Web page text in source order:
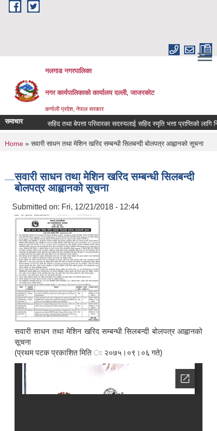
Skip to main content
नलगाड नगरपालिका
नगर कार्यपालिकाको कार्यालय दल्ली, जाजरकाेट
कर्णाली प्रदेश, नेपाल सरकार
समाचार सहिद तथा बेपत्ता परिवारका सदस्यलाई सहिद स्मृति भत्ता प्राप्तिको लागि
You are here
Home » सवारी साधन तथा मेशिन खरिद सम्बन्धी सिलबन्दी बोलपत्र आह्वानको सूचना
सवारी साधन तथा मेशिन खरिद सम्बन्धी सिलबन्दी
बोलपत्र आह्वानको सूचना
Submitted on: Fri, 12/21/2018 - 12:44
सवारी साधन तथा मेशिन खरिद सम्बन्धी सिलबन्दी बोलपत्र आह्वानको
सूचना
(प्रथम पटक प्रकाशित मिति ः २०७५।०९।०६ गते)